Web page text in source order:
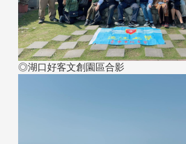
◎湖口好客文創園區合影